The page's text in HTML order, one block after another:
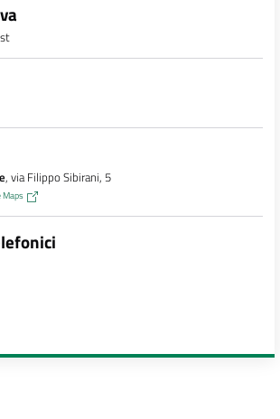
, via Filippo Sibirani, 5
Maps